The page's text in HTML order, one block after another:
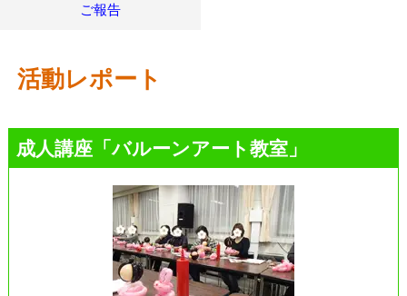
ご報告
活動レポート
成人講座「バルーンアート教室」